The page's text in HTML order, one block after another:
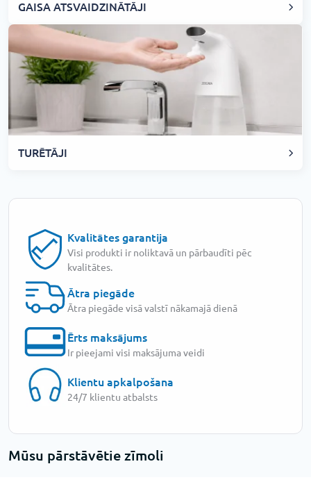
GAISA ATSVAIDZINĀTĀJI
TURĒTĀJI
Kvalitātes garantija
Visi produkti ir noliktavā un pārbaudīti pēc
kvalitātes.
Ātra piegāde
Ātra piegāde visā valstī nākamajā dienā
Ērts maksājums
Ir pieejami visi maksājuma veidi
Klientu apkalpošana
24/7 klientu atbalsts
Mūsu pārstāvētie zīmoli